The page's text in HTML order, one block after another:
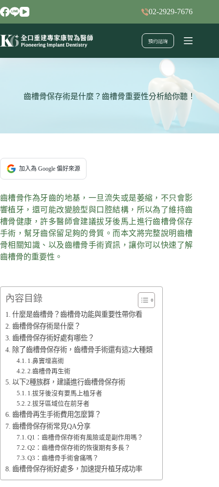
跳
至
要
02-2929-7676
預約諮詢
齒槽骨保存術是什麼？齒槽骨重要性分析給你聽！
加入為 Google 偏好來源
齒槽骨作為牙齒的地基，一旦流失或是萎縮，不只會影
響植牙，還可能改變臉型與口腔結構，所以為了維持齒
槽骨健康，許多醫師會建議拔牙後馬上進行齒槽骨保存
手術，幫牙齒保留足夠的骨質。而本文將完整說明齒槽
骨相關知識、以及齒槽骨手術資訊，讓你可以快速了解
齒槽骨的重要性。
內容目錄
什麼是齒槽骨？齒槽骨功能與重要性帶你看
齒槽骨保存術是什麼？
齒槽骨保存術好處有哪些？
除了齒槽骨保存術，齒槽骨手術還有這2大種類
1.鼻竇增高術
2.齒槽骨再生術
以下2種族群，建議進行齒槽骨保存術
1.拔牙後沒有要馬上植牙者
2.拔牙區域位在前牙者
齒槽骨再生手術費用怎麼算？
齒槽骨保存術常見QA分享
Q1：齒槽骨保存術有風險或是副作用嗎？
Q2：齒槽骨保存術的恢復期有多長？
Q3：齒槽骨手術會痛嗎？
齒槽骨保存術好處多，加速提升植牙成功率